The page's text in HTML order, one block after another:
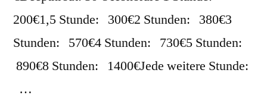
200€1,5 Stunde: 300€2 Stunden: 380€3
Stunden: 570€4 Stunden: 730€5 Stunden:
890€8 Stunden: 1400€Jede weitere Stunde:
…